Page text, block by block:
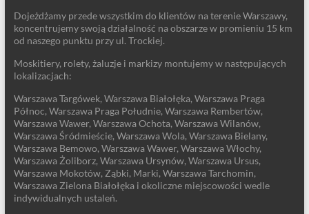
Dojeżdżamy przede wszystkim do klientów na terenie Warszawy,
koncentrujemy swoją działalność na obszarze w promieniu 15 km
od naszego punktu przy ul. Trockiej.
Moskitiery, rolety, żaluzje i markizy montujemy w następujących
lokalizacjach:
Warszawa Targówek, Warszawa Białołęka, Warszawa Praga
Północ, Warszawa Praga Południe, Warszawa Rembertów,
Warszawa Wawer, Warszawa Ochota, Warszawa Wilanów,
Warszawa Śródmieście, Warszawa Wola, Warszawa Bielany,
Warszawa Bemowo, Warszawa Wawer, Warszawa Włochy,
Warszawa Żoliborz, Warszawa Ursynów, Warszawa Ursus,
Warszawa Mokotów, Ząbki, Marki, Warszawa Tarchomin,
Warszawa Zielona Białołęka i okoliczne miejscowości wedle
indywidualnych ustaleń.